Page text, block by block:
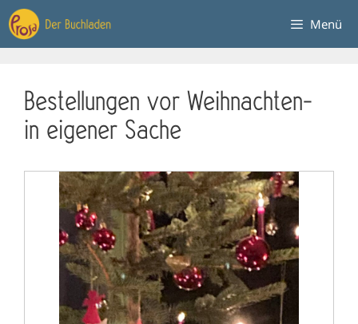
Zum
Inhalt
springen
Menü
Bestellungen vor Weihnachten-
in eigener Sache